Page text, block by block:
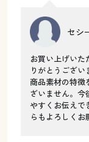
セシ
お買い上げい
りがとうござい
商品素材の特徴
ざいません。今
やすくお伝えで
らもよろしくお